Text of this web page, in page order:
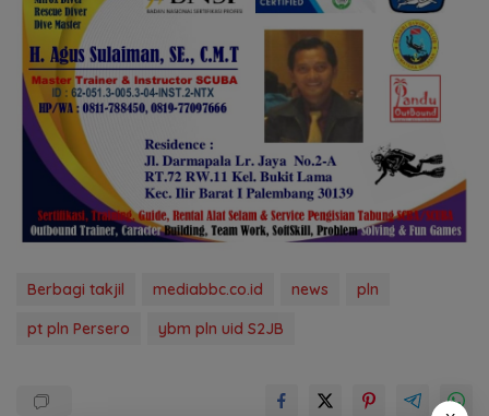
Berbagi takjil mediabbc.co.id news
pln
pt pln Persero
ybm pln uid S2JB